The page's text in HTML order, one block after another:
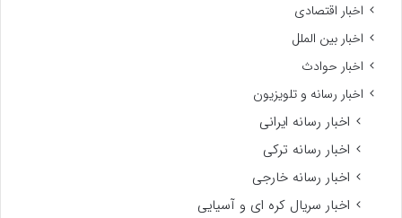
اخبار اقتصادی
اخبار بین الملل
اخبار حوادث
اخبار رسانه و تلویزیون
اخبار رسانه ایرانی
اخبار رسانه ترکی
اخبار رسانه خارجی
اخبار سریال کره ای و آسیایی